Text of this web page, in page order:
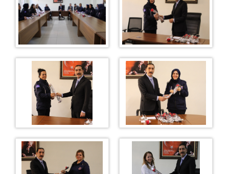
MERMER ÜRÜNLER
MERMER KATALOGU
İLETİŞİM